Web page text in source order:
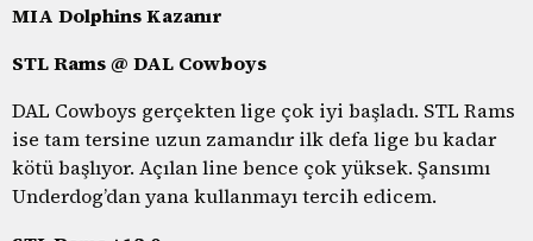
MIA Dolphins Kazanır
STL Rams @ DAL Cowboys
DAL Cowboys gerçekten lige çok iyi başladı. STL Rams
ise tam tersine uzun zamandır ilk defa lige bu kadar
kötü başlıyor. Açılan line bence çok yüksek. Şansımı
Underdog’dan yana kullanmayı tercih edicem.